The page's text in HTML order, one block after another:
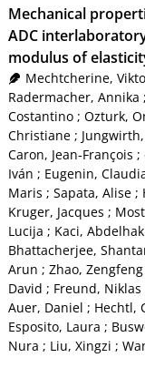
Mechanical
ADC
modulus of
Mechtcherine,
Radermacher, Annika
Costantino ; Ozturk,
Christiane ;
Caron, Jean‑François ;
Iván ; Eugenin,
Maris ; Sapata, Alise ;
Kruger, Jacques ;
Lucija ; Kaci, Abdelhak
Bhattacherjee,
Arun ; Zhao, Zengfeng
David ; Freund, Niklas
Auer, Daniel ; Hechtl,
Esposito, Laura ;
Nura ; Liu, Xingzi ;